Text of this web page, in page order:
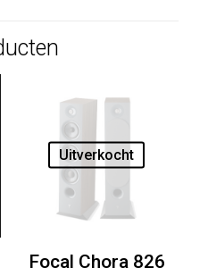
Uitverkocht
Focal Chora 826